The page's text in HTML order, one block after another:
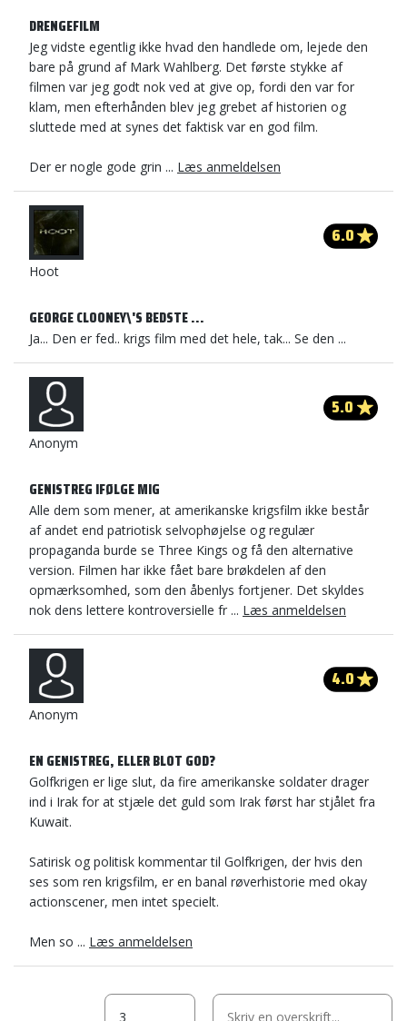
DRENGEFILM
Jeg vidste egentlig ikke hvad den handlede om, lejede den
bare på grund af Mark Wahlberg. Det første stykke af
filmen var jeg godt nok ved at give op, fordi den var for
klam, men efterhånden blev jeg grebet af historien og
sluttede med at synes det faktisk var en god film.
Der er nogle gode grin ... Læs anmeldelsen
Hoot
6.0
GEORGE CLOONEY\'S BEDSTE ...
Ja... Den er fed.. krigs film med det hele, tak... Se den ...
Anonym
5.0
GENISTREG IFØLGE MIG
Alle dem som mener, at amerikanske krigsfilm ikke består
af andet end patriotisk selvophøjelse og regulær
propaganda burde se Three Kings og få den alternative
version. Filmen har ikke fået bare brøkdelen af den
opmærksomhed, som den åbenlys fortjener. Det skyldes
nok dens lettere kontroversielle fr ... Læs anmeldelsen
Anonym
4.0
EN GENISTREG, ELLER BLOT GOD?
Golfkrigen er lige slut, da fire amerikanske soldater drager
ind i Irak for at stjæle det guld som Irak først har stjålet fra
Kuwait.
Satirisk og politisk kommentar til Golfkrigen, der hvis den
ses som ren krigsfilm, er en banal røverhistorie med okay
actionscener, men intet specielt.
Men so ... Læs anmeldelsen